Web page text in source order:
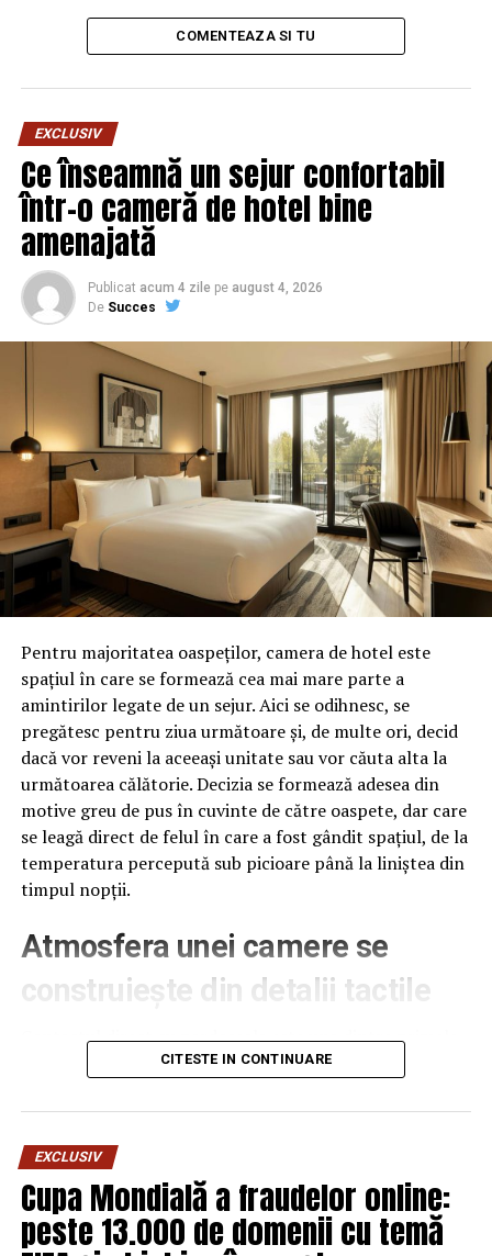
COMENTEAZA SI TU
EXCLUSIV
Ce înseamnă un sejur confortabil
într-o cameră de hotel bine
amenajată
Publicat acum 4 zile pe august 4, 2026
De Succes
Pentru majoritatea oaspeților, camera de hotel este
spațiul în care se formează cea mai mare parte a
amintirilor legate de un sejur. Aici se odihnesc, se
pregătesc pentru ziua următoare și, de multe ori, decid
dacă vor reveni la aceeași unitate sau vor căuta alta la
următoarea călătorie. Decizia se formează adesea din
motive greu de pus în cuvinte de către oaspete, dar care
se leagă direct de felul în care a fost gândit spațiul, de la
temperatura percepută sub picioare până la liniștea din
timpul nopții.
Atmosfera unei camere se
construiește din detalii tactile
Contactul direct cu pardoseala este una dintre primele
senzații fizice pe care le are un oaspete atunci când
pe drum, seara târziu. Textura și moliciunea potrivite,
oferite democheta hotel
care este percepută o cameră, chiar dacă restul
mobilierului rămâne identic de la o unitate la alta din
același lanț hotelier internațional.
CITESTE IN CONTINUARE
EXCLUSIV
Cupa Mondială a fraudelor online:
peste 13.000 de domenii cu temă